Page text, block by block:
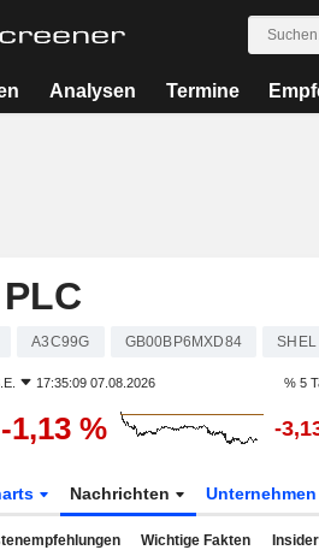
Analysen Termine
A3C99G GB00BP6MXD84 SHEL
17:35:09 07.08.2026 % 5
-1,13 % -
Nachrichten Unternehmen
Wichtige Fakten